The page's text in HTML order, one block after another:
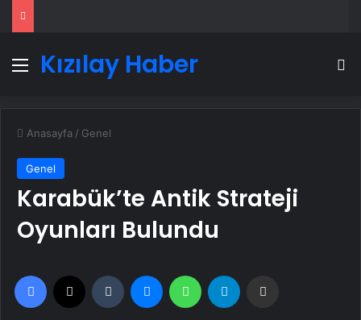
Menü
Kızılay Haber
Anasayfa / Genel
Genel
Karabük’te Antik Strateji
Oyunları Bulundu
Facebook Tumblr MessengerWhatsApp